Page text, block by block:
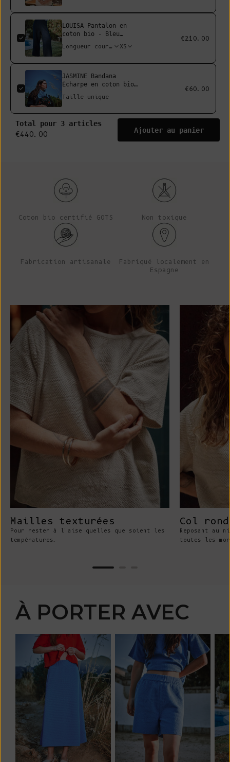
LOUISA Pantalon en
coton bio - Bleu
Longueur courte* XS
€210.00
JASMINE Bandana
Écharpe en coton bio
Taille unique
€60.00
Total pour 3 articles
€440.00
Ajouter au panier
Coton bio certifié GOTS Non toxique
Fabrication artisanale
Fabriqué localement en
Espagne
Mailles texturées
Pour rester à l'aise quelles que soient les
températures.
Col rond
Reposant au
toutes les
À PORTER AVEC